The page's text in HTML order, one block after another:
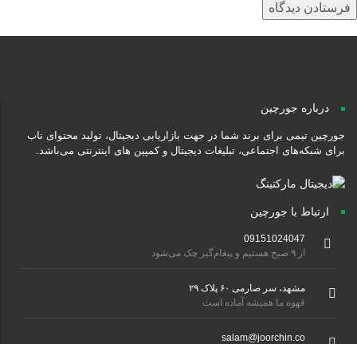
درباره جورچین
جورچین تیمی برای برند شما در جهت بازاریابی دیجیتال، تولید محتوای ناب
برای شبکه‌های اجتماعی، تبلیغات دیجیتال و کمپین های اینترنتی می‌باشد.
ارتباط با جورچین
09151024047
مشهد، سر صارمی ۶۰ پلاک ۲۹
قهوه ما همیشه آماده است
salam@joorchin.co